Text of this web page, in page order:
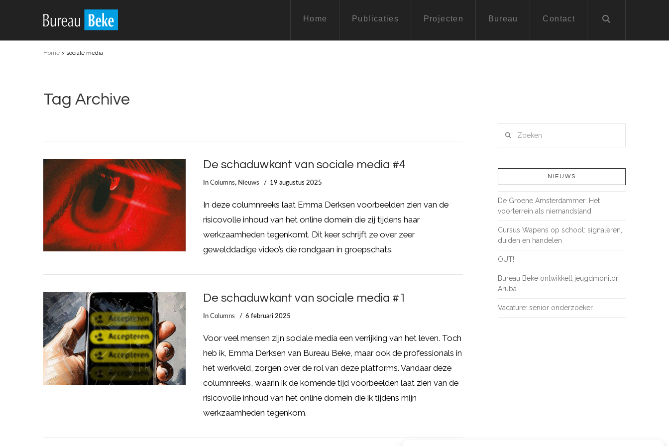
Home Publicaties Projecten Bureau Contact
Home > sociale media
Tag Archive
De schaduwkant van sociale media #4
InColumns, Nieuws 19 augustus 2025
In deze columnreeks laat Emma Derksen voorbeelden zien van de
risicovolle inhoud van het online domein die zij tijdens haar
werkzaamheden tegenkomt. Dit keer schrijft ze over zeer
gewelddadige video’s die rondgaan in groepschats.
De schaduwkant van sociale media #1
InColumns 6 februari 2025
Voor veel mensen zijn sociale media een verrijking van het leven. Toch
heb ik, Emma Derksen van Bureau Beke, maar ook de professionals in
het werkveld, zorgen over de rol van deze platforms. Vandaar deze
columnreeks, waarin ik de komende tijd voorbeelden laat zien van de
risicovolle inhoud van het online domein die ik tijdens mijn
werkzaamheden tegenkom.
NIEUWS
De Groene Amsterdammer: Het
voorterrein als niemandsland
Cursus Wapens op school: signaleren,
duiden en handelen
OUT!
Bureau Beke ontwikkelt jeugdmonitor
Aruba
Vacature: senior onderzoeker